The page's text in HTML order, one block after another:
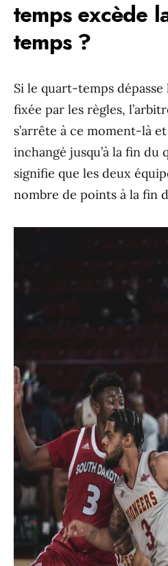
temps excède
temps ?
Si le quart-temps
fixée par les règles,
s’arrête à ce moment-là
inchangé jusqu’à la fin du
signifie que les deux
nombre de points à la fin